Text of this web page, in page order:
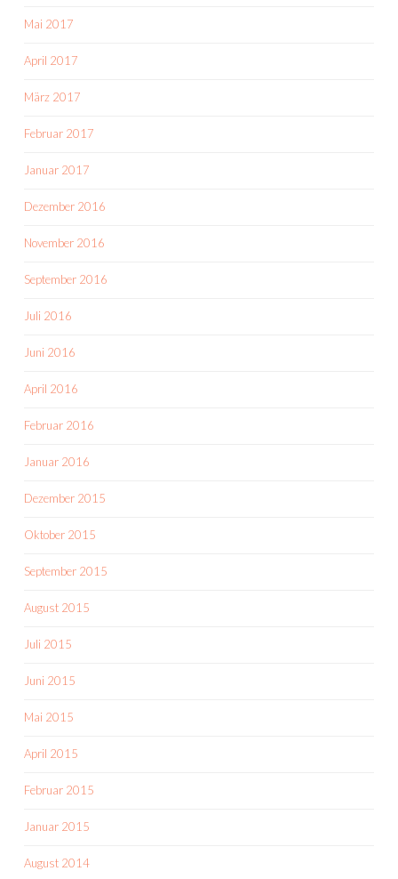
Mai 2017
April 2017
März 2017
Februar 2017
Januar 2017
Dezember 2016
November 2016
September 2016
Juli 2016
Juni 2016
April 2016
Februar 2016
Januar 2016
Dezember 2015
Oktober 2015
September 2015
August 2015
Juli 2015
Juni 2015
Mai 2015
April 2015
Februar 2015
Januar 2015
August 2014